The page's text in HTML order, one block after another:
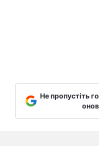
Не пропустіть